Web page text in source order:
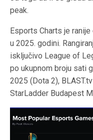
peak.
Esports Charts je
u 2025. godini.
isključivo League of
po ukupnom broju sati
2025 (Dota 2),
StarLadder Budapest